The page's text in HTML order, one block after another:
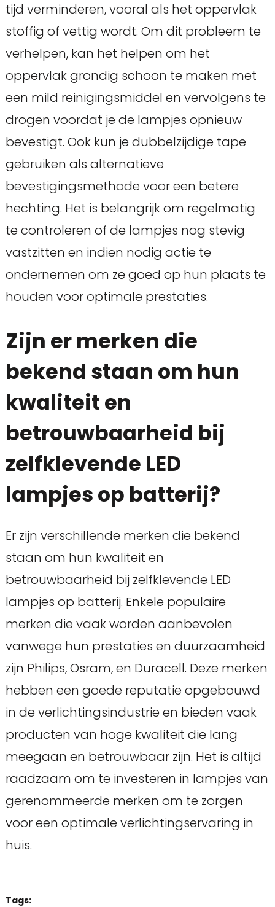
tijd verminderen, vooral als het oppervlak
stoffig of vettig wordt. Om dit probleem te
verhelpen, kan het helpen om het
oppervlak grondig schoon te maken met
een mild reinigingsmiddel en vervolgens te
drogen voordat je de lampjes opnieuw
bevestigt. Ook kun je dubbelzijdige tape
gebruiken als alternatieve
bevestigingsmethode voor een betere
hechting. Het is belangrijk om regelmatig
te controleren of de lampjes nog stevig
vastzitten en indien nodig actie te
ondernemen om ze goed op hun plaats te
houden voor optimale prestaties.
Zijn er merken die
bekend staan om hun
kwaliteit en
betrouwbaarheid bij
zelfklevende LED
lampjes op batterij?
Er zijn verschillende merken die bekend
staan om hun kwaliteit en
betrouwbaarheid bij zelfklevende LED
lampjes op batterij. Enkele populaire
merken die vaak worden aanbevolen
vanwege hun prestaties en duurzaamheid
zijn Philips, Osram, en Duracell. Deze merken
hebben een goede reputatie opgebouwd
in de verlichtingsindustrie en bieden vaak
producten van hoge kwaliteit die lang
meegaan en betrouwbaar zijn. Het is altijd
raadzaam om te investeren in lampjes van
gerenommeerde merken om te zorgen
voor een optimale verlichtingservaring in
huis.
Tags: